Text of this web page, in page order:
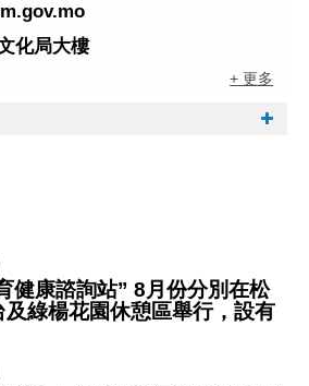
化局大樓
+ 更多
健康諮詢站” 8月份分別在松
及綠楊花園休憩區舉行，設有